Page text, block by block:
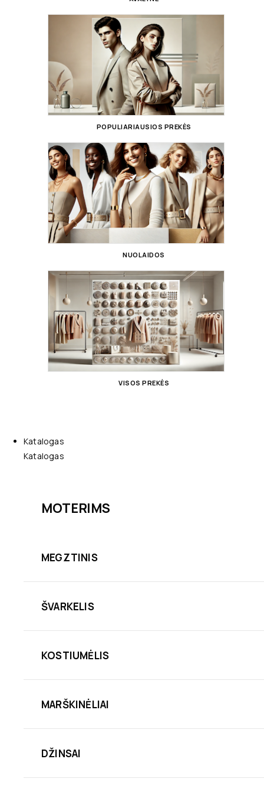
POPULIARIAUSIOS PREKĖS
NUOLAIDOS
VISOS PREKĖS
Katalogas
Katalogas
MOTERIMS
MEGZTINIS
ŠVARKELIS
KOSTIUMĖLIS
MARŠKINĖLIAI
DŽINSAI